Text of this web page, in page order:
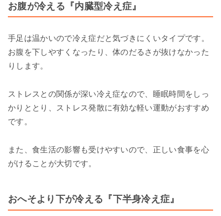
お腹が冷える『内臓型冷え症』
手足は温かいので冷え症だと気づきにくいタイプです。
お腹を下しやすくなったり、体のだるさが抜けなかった
りします。
ストレスとの関係が深い冷え症なので、睡眠時間をしっ
かりととり、ストレス発散に有効な軽い運動がおすすめ
です。
また、食生活の影響も受けやすいので、正しい食事を心
がけることが大切です。
おへそより下が冷える『下半身冷え症』